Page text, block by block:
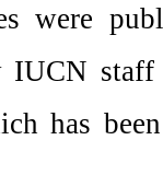
were
IUCN staff
has